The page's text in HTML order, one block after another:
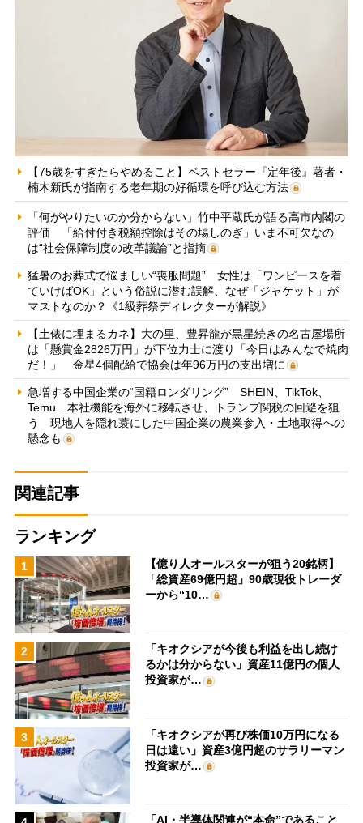
【75歳をすぎたらやめること】ベストセラー『定年後』著者・
楠木新氏が指南する老年期の好循環を呼び込む方法
「何がやりたいのか分からない」竹中平蔵氏が語る高市内閣の
評価 「給付付き税額控除はその場しのぎ」いま不可欠なの
は“社会保障制度の改革議論”と指摘
猛暑のお葬式で悩ましい“喪服問題” 女性は「ワンピースを着
ていけばOK」という俗説に潜む誤解、なぜ「ジャケット」が
マストなのか？《1級葬祭ディレクターが解説》
【土俵に埋まるカネ】大の里、豊昇龍が黒星続きの名古屋場所
は「懸賞金2826万円」が下位力士に渡り「今日はみんなで焼肉
だ！」 金星4個配給で協会は年96万円の支出増に
急増する中国企業の“国籍ロンダリング” SHEIN、TikTok、
Temu…本社機能を海外に移転させ、トランプ関税の回避を狙
う 現地人を隠れ蓑にした中国企業の農業参入・土地取得への
懸念も
関連記事
ランキング
1
【億り人オールスターが狙う20銘柄】
「総資産69億円超」90歳現役トレーダ
ーから“10…
2
「キオクシアが今後も利益を出し続け
るかは分からない」資産11億円の個人
投資家が…
3
「キオクシアが再び株価10万円になる
日は遠い」資産3億円超のサラリーマン
投資家が…
「AI・半導体関連が“本命”であること